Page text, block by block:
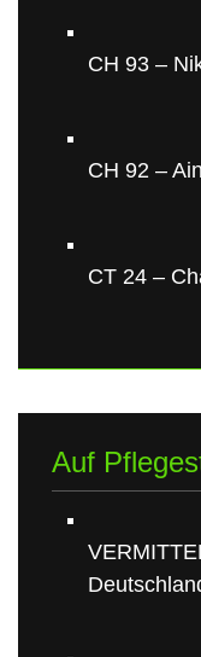
CH 93 –
CH 92 –
CT 24 –
Auf